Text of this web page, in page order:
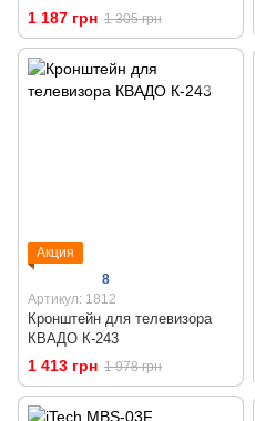
для телевизора
1 187 грн 1 305 грн
Акция
8
Артикул: 1812
Кронштейн для телевизора
КВАДО К-243
1 413 грн 1 978 грн